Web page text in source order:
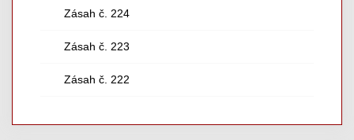
Zásah č. 224
Zásah č. 223
Zásah č. 222